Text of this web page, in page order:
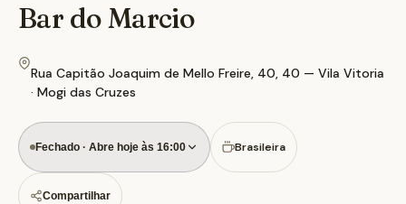
Bar do Marcio
Rua Capitão Joaquim de Mello Freire, 40, 40 — Vila Vitoria
· Mogi das Cruzes
Fechado · Abre hoje às 16:00 Brasileira
Compartilhar